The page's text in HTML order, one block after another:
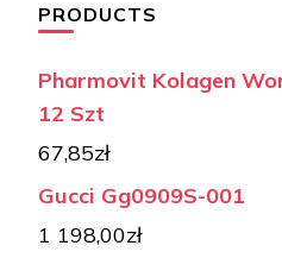
PRODUCTS
Pharmovit Kolagen
12 Szt
67,85zł
Gucci Gg0909S-001
1 198,00zł